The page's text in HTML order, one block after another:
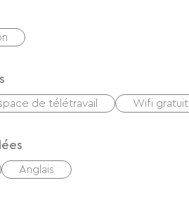
de télétravail Wifi gratuit
Anglais